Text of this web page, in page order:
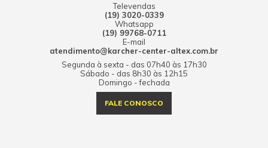
Televendas
(19) 3020-0339
Whatsapp
(19) 99768-0711
E-mail
atendimento@karcher-center-altex.com.br
Segunda à sexta - das 07h40 às 17h30
Sábado - das 8h30 às 12h15
Domingo - fechada
FALE CONOSCO